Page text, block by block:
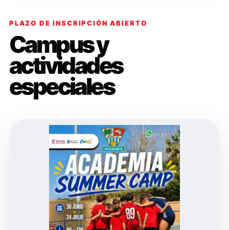
PLAZO DE INSCRIPCIÓN ABIERTO
Campus y
actividades
especiales